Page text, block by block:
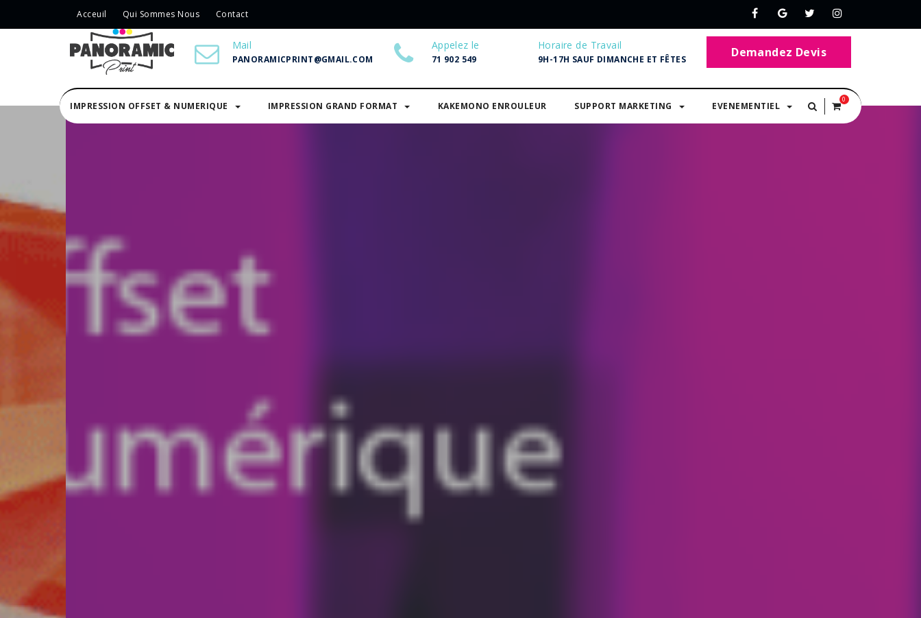
Acceuil Qui Sommes Nous Contact
Mail
PANORAMICPRINT@GMAIL.COM
Appelez le
71 902 549
Horaire de Travail
9H-17H SAUF DIMANCHE ET FÊTES Demandez Devis
IMPRESSION OFFSET & NUMERIQUE IMPRESSION GRAND FORMAT KAKEMONO ENROULEUR SUPPORT MARKETING EVENEMENTIEL
0